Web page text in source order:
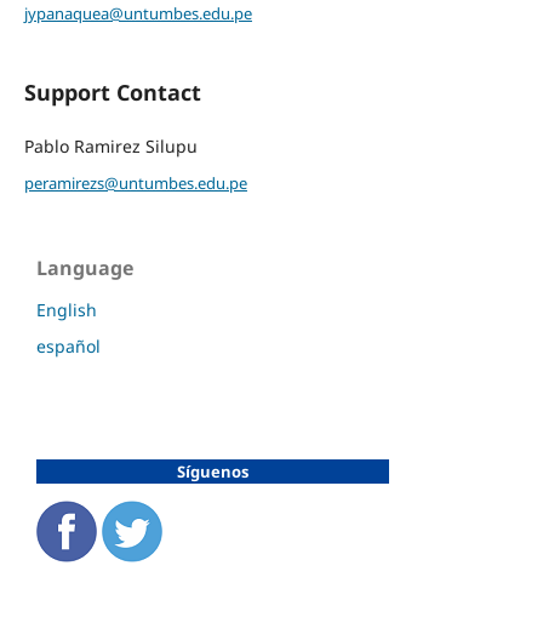
jypanaquea@untumbes.edu.pe
Support Contact
Pablo Ramirez Silupu
peramirezs@untumbes.edu.pe
Language
English
español
Síguenos